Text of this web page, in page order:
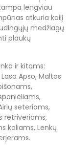
lengviau
atkuria kailį
medžiagų
plaukų
ir kitoms:
Apso, Maltos
seteriams,
retriveriams,
koliams, Lenkų